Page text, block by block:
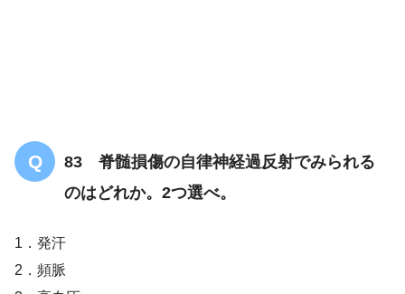
83 脊髄損傷の自律神経過反射でみられる
のはどれか。2つ選べ。
1．発汗
2．頻脈